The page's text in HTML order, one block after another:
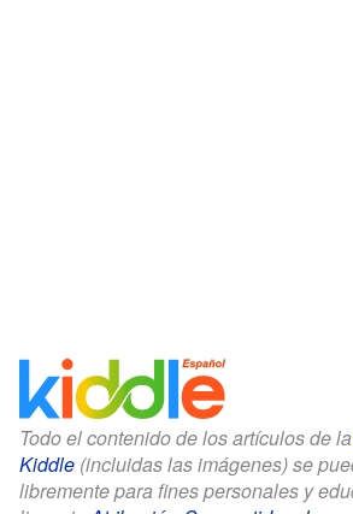
Todo el contenido de los artículos de la
Kiddle (incluidas las imágenes) se
libremente para fines personales y